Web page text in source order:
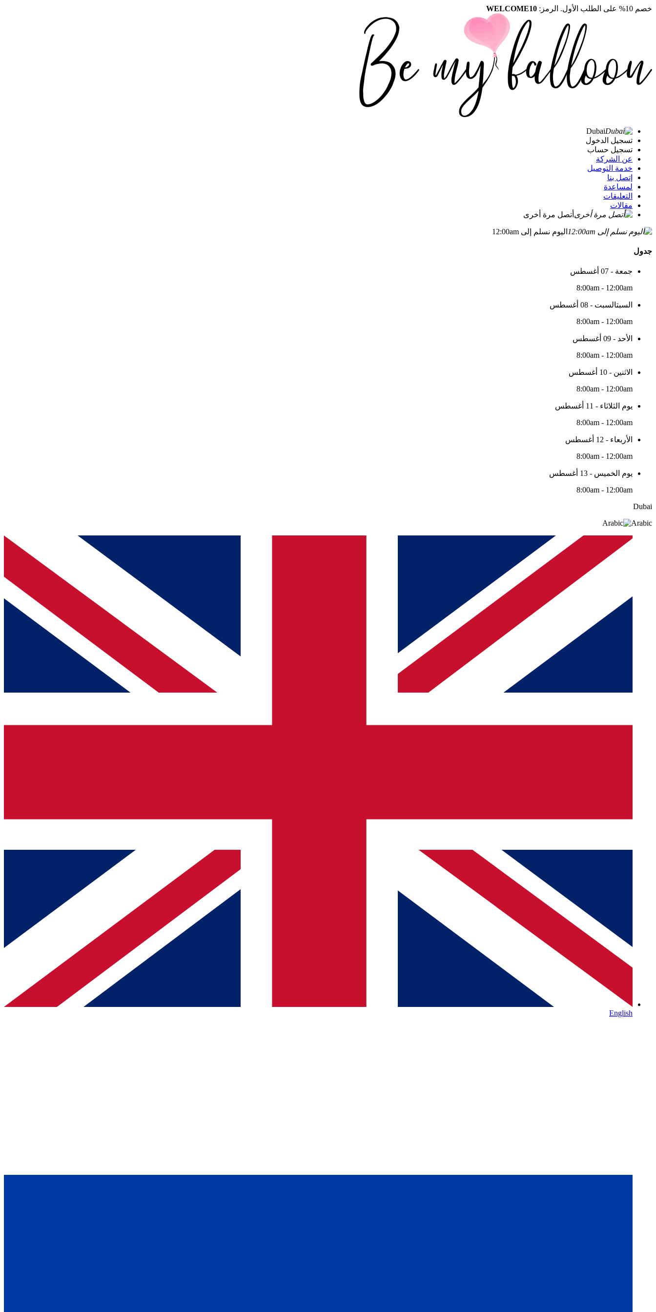
خصم 10% على الطلب الأول. الرمز: WELCOME10
Dubai
تسجيل الدخول
تسجيل حساب
عن الشركة
خدمة التوصيل
إتصل بنا
لمساعدة
التعليقات
مقالات
أتصل مرة أخرى
اليوم نسلم إلى 12:00am
جدول
جمعة - 07 أغسطس
8:00am - 12:00am
السبتالسبت - 08 أغسطس
8:00am - 12:00am
الأحد - 09 أغسطس
8:00am - 12:00am
الاثنين - 10 أغسطس
8:00am - 12:00am
يوم الثلاثاء - 11 أغسطس
8:00am - 12:00am
الأربعاء - 12 أغسطس
8:00am - 12:00am
يوم الخميس - 13 أغسطس
8:00am - 12:00am
Dubai
Arabic
English